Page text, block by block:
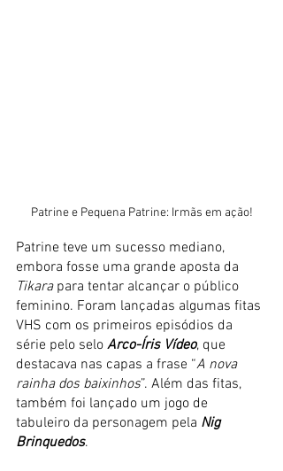
Patrine e Pequena Patrine: Irmãs em ação!
Patrine teve um sucesso mediano,
embora fosse uma grande aposta da
Tikara para tentar alcançar o público
feminino. Foram lançadas algumas fitas
VHS com os primeiros episódios da
série pelo selo Arco-Íris Vídeo, que
destacava nas capas a frase “A nova
rainha dos baixinhos”. Além das fitas,
também foi lançado um jogo de
tabuleiro da personagem pela Nig
Brinquedos.